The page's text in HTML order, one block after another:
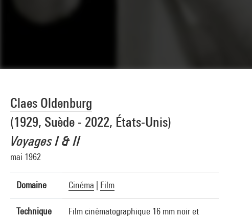
Claes Oldenburg
(1929, Suède - 2022, États-Unis)
Voyages I & II
mai 1962
Domaine Cinéma Film
Technique
Film cinématographique 16 mm noir et